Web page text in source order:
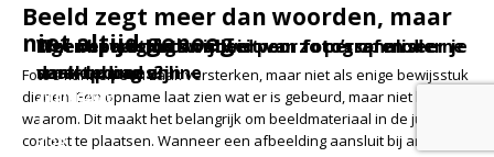
Beeld zegt meer dan woorden, maar
niet altijd genoeg
Foto’s kunnen een zaak versterken, maar niet als enige bewijsstuk
dienen. Een opname laat zien wat er is gebeurd, maar niet hoe of
waarom. Dit maakt het belangrijk om beeldmateriaal in de juiste
context te plaatsen. Wanneer een afbeelding aansluit bij andere
Meer bewegingsvrijheid voor fotografen die
vaak op pad zijn
2 juli 2026
|
Blog
Eigen sportshirts ontwerpen: zo personaliseer je
dartkleding online
25 juni 2026
|
Blog
Wat bepaalt de kwaliteit van foto’s op moderne
smartphones?
16 juni 2026
|
Blog